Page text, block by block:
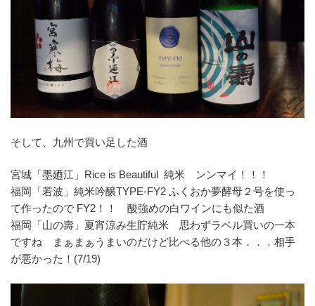
そして、九州で買い足した酒
宮城「墨廼江」Rice is Beautiful 純米 ンンマイ！！！
福岡「若波」純米吟醸TYPE-FY2 ふくおか夢酵母２号を使っ
て作ったので FY2！！ 酸強めの白ワインにも似た酒
福岡「山の壽」夏宵涼み生貯純米 思わずラベル買いの一本
ですね まぁまぁうまいのだけど比べる他の３本．．．相手
が悪かった！(7/19)